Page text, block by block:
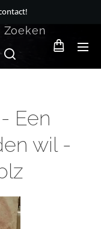
Zoeken
Een
wil -